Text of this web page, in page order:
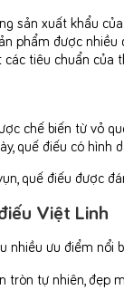
sản xuất khẩu
phẩm được nhiều
tiêu chuẩn của
chế biến từ vỏ
quế điếu có
quế điếu được
Việt Linh
nhiều ưu điểm nổi
tròn tự nhiên, đẹp